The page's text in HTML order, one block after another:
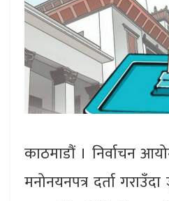
काठमाडौं । निर्वाचन
मनोनयनपत्र दर्ता